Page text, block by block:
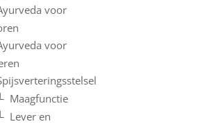
voor
voor
└ Maagfunctie
└ Lever en